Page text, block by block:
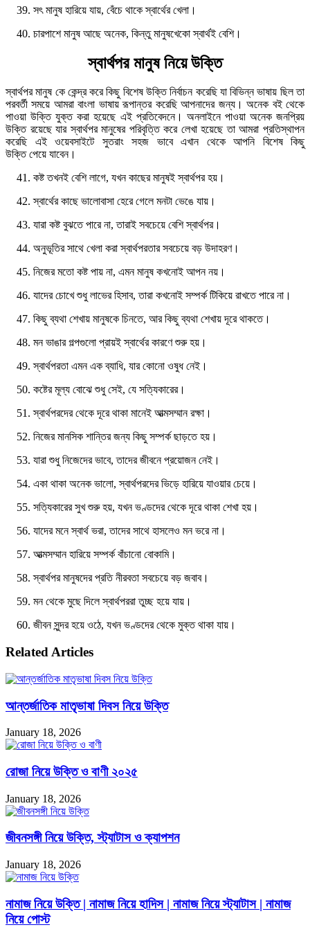
সৎ মানুষ হারিয়ে যায়, বেঁচে থাকে স্বার্থের খেলা।
চারপাশে মানুষ আছে অনেক, কিন্তু মানুষখেকো স্বার্থই বেশি।
স্বার্থপর মানুষ নিয়ে উক্তি
স্বার্থপর মানুষ কে কেন্দ্র করে কিছু বিশেষ উক্তি নির্বাচন করেছি যা বিভিন্ন ভাষায় ছিল তা
পরবর্তী সময়ে আমরা বাংলা ভাষায় রূপান্তর করেছি আপনাদের জন্য। অনেক বই থেকে
পাওয়া উক্তি যুক্ত করা হয়েছে এই প্রতিবেদনে। অনলাইনে পাওয়া অনেক জনপ্রিয়
উক্তি রয়েছে যার স্বার্থপর মানুষের পরিবৃত্তি করে লেখা হয়েছে তা আমরা প্রতিস্থাপন
করেছি এই ওয়েবসাইটে সুতরাং সহজ ভাবে এখান থেকে আপনি বিশেষ কিছু
উক্তি পেয়ে যাবেন।
কষ্ট তখনই বেশি লাগে, যখন কাছের মানুষই স্বার্থপর হয়।
স্বার্থের কাছে ভালোবাসা হেরে গেলে মনটা ভেঙে যায়।
যারা কষ্ট বুঝতে পারে না, তারাই সবচেয়ে বেশি স্বার্থপর।
অনুভূতির সাথে খেলা করা স্বার্থপরতার সবচেয়ে বড় উদাহরণ।
নিজের মতো কষ্ট পায় না, এমন মানুষ কখনোই আপন নয়।
যাদের চোখে শুধু লাভের হিসাব, তারা কখনোই সম্পর্ক টিকিয়ে রাখতে পারে না।
কিছু ব্যথা শেখায় মানুষকে চিনতে, আর কিছু ব্যথা শেখায় দূরে থাকতে।
মন ভাঙার গল্পগুলো প্রায়ই স্বার্থের কারণে শুরু হয়।
স্বার্থপরতা এমন এক ব্যাধি, যার কোনো ওষুধ নেই।
কষ্টের মূল্য বোঝে শুধু সেই, যে সত্যিকারের।
স্বার্থপরদের থেকে দূরে থাকা মানেই আত্মসম্মান রক্ষা।
নিজের মানসিক শান্তির জন্য কিছু সম্পর্ক ছাড়তে হয়।
যারা শুধু নিজেদের ভাবে, তাদের জীবনে প্রয়োজন নেই।
একা থাকা অনেক ভালো, স্বার্থপরদের ভিড়ে হারিয়ে যাওয়ার চেয়ে।
সত্যিকারের সুখ শুরু হয়, যখন ভণ্ডদের থেকে দূরে থাকা শেখা হয়।
যাদের মনে স্বার্থ ভরা, তাদের সাথে হাসলেও মন ভরে না।
আত্মসম্মান হারিয়ে সম্পর্ক বাঁচানো বোকামি।
স্বার্থপর মানুষদের প্রতি নীরবতা সবচেয়ে বড় জবাব।
মন থেকে মুছে দিলে স্বার্থপররা তুচ্ছ হয়ে যায়।
জীবন সুন্দর হয়ে ওঠে, যখন ভণ্ডদের থেকে মুক্ত থাকা যায়।
Related Articles
আন্তর্জাতিক মাতৃভাষা দিবস নিয়ে উক্তি
January 18, 2026
রোজা নিয়ে উক্তি ও বাণী ২০২৫
January 18, 2026
জীবনসঙ্গী নিয়ে উক্তি, স্ট্যাটাস ও ক্যাপশন
January 18, 2026
নামাজ নিয়ে উক্তি | নামাজ নিয়ে হাদিস | নামাজ নিয়ে স্ট্যাটাস | নামাজ
নিয়ে পোস্ট